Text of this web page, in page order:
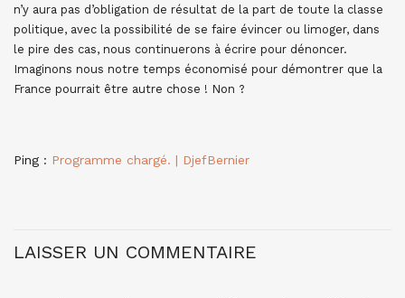
n’y aura pas d’obligation de résultat de la part de toute la classe
politique, avec la possibilité de se faire évincer ou limoger, dans
le pire des cas, nous continuerons à écrire pour dénoncer.
Imaginons nous notre temps économisé pour démontrer que la
France pourrait être autre chose ! Non ?
Ping : Programme chargé. | DjefBernier
LAISSER UN COMMENTAIRE